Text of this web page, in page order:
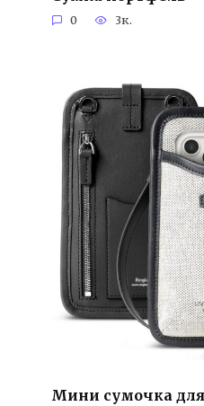
0 3к.
Мини сумочка